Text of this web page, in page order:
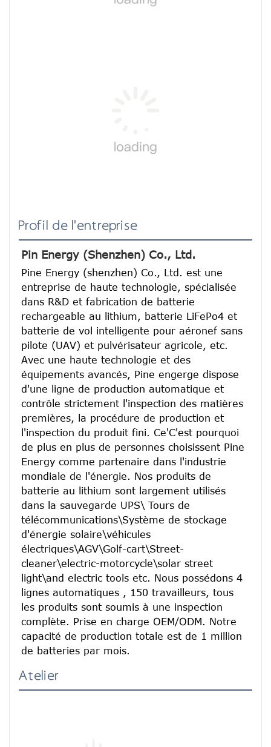
Profil de l'entreprise
Pin Energy (Shenzhen) Co., Ltd.
Pine Energy (shenzhen) Co., Ltd. est une
entreprise de haute technologie, spécialisée
dans R&D et fabrication de batterie
rechargeable au lithium, batterie LiFePo4 et
batterie de vol intelligente pour aéronef sans
pilote (UAV) et pulvérisateur agricole, etc.
Avec une haute technologie et des
équipements avancés, Pine engerge dispose
d'une ligne de production automatique et
contrôle strictement l'inspection des matières
premières, la procédure de production et
l'inspection du produit fini. Ce'C'est pourquoi
de plus en plus de personnes choisissent Pine
Energy comme partenaire dans l'industrie
mondiale de l'énergie. Nos produits de
batterie au lithium sont largement utilisés
dans la sauvegarde UPS\ Tours de
télécommunications\Système de stockage
d'énergie solaire\véhicules
électriques\AGV\Golf-cart\Street-
cleaner\electric-motorcycle\solar street
light\and electric tools etc. Nous possédons 4
lignes automatiques , 150 travailleurs, tous
les produits sont soumis à une inspection
complète. Prise en charge OEM/ODM. Notre
capacité de production totale est de 1 million
de batteries par mois.
Atelier